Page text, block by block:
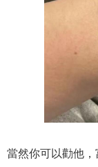
當然你可以勸他